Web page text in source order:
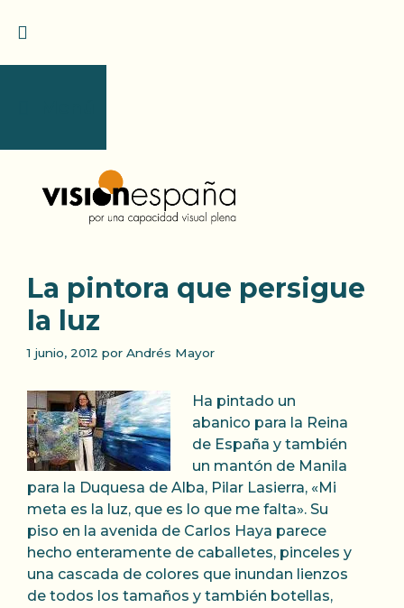
La pintora que persigue
la luz
1 junio, 2012 por Andrés Mayor
Ha pintado un
abanico para la Reina
de España y también
un mantón de Manila
para la Duquesa de Alba, Pilar Lasierra, «Mi
meta es la luz, que es lo que me falta». Su
piso en la avenida de Carlos Haya parece
hecho enteramente de caballetes, pinceles y
una cascada de colores que inundan lienzos
de todos los tamaños y también botellas,